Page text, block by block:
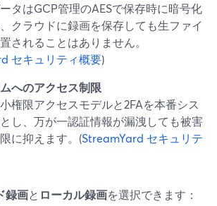
タはGCP管理のAESで保存時に暗号化
クラウドに録画を保存しても生ファイ
されることはありません。
セキュリティ概要)
へのアクセス制限
権限アクセスモデルと2FAを本番シス
し、万が一認証情報が漏洩しても被害
に抑えます。(StreamYard セキュリテ
録画と ローカル録画を選択できます：